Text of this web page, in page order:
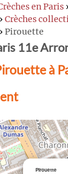
en Paris ›
› Crèches
› Pirouette
11e
à
Pirouette